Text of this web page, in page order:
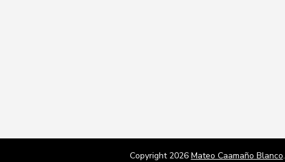
Copyright 2026 Mateo Caamaño Blanco.